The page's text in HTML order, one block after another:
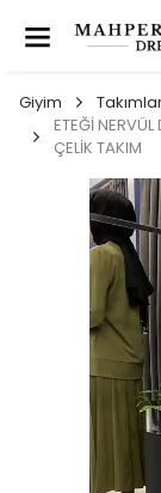
Giyim
ETEĞİ
ÇELİK TAKIM